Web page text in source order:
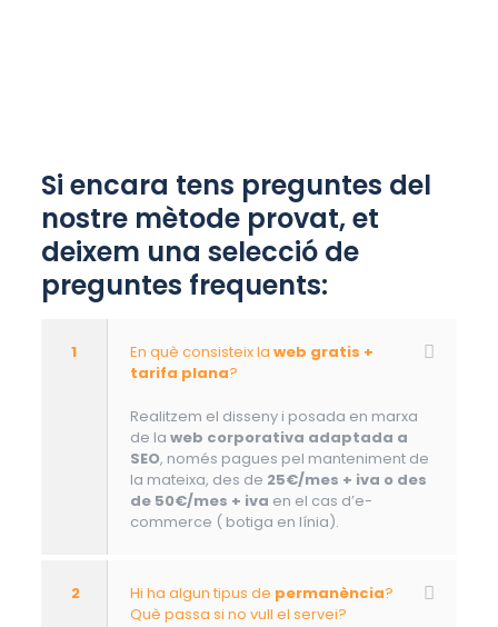
Si encara tens preguntes del
nostre mètode provat, et
deixem una selecció de
preguntes frequents:
1 En què consisteix la web gratis +
tarifa plana?
Realitzem el disseny i posada en marxa
de la web corporativa adaptada a
SEO, només pagues pel manteniment de
la mateixa, des de 25€/mes + iva o des
de 50€/mes + iva en el cas d’e-
commerce ( botiga en línia).
2 Hi ha algun tipus de permanència?
Què passa si no vull el servei?